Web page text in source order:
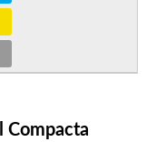
Compacta